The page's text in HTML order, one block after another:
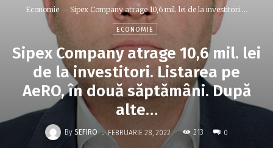
Economie Sipex Company atrage 10,6 mil. lei de la investitori....
ECONOMIE
Sipex Company atrage 10,6 mil. lei
de la investitori. Listarea pe
AeRO, în două săptămâni. După
alte…
By SEFIRO - FEBRUARIE 28, 2022 213 0